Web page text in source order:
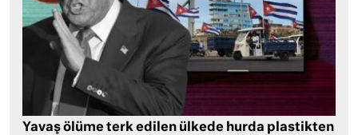
Yavaş ölüme terk edilen ülkede hurda plastikten